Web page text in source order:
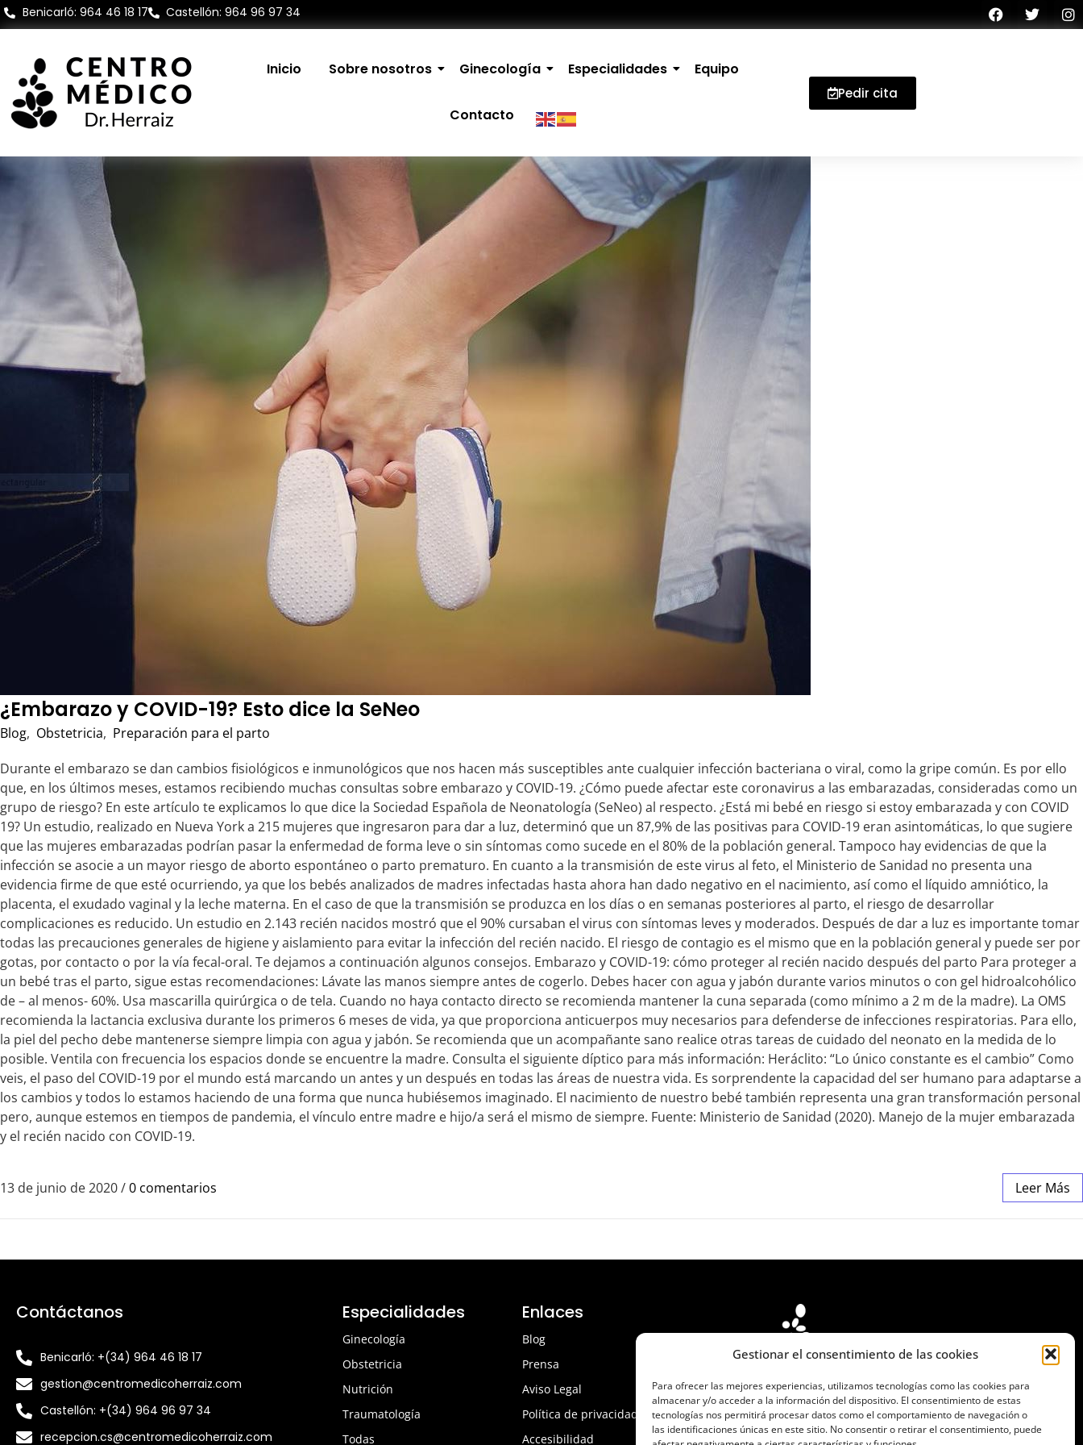
Gestionar el consentimiento de las cookies
Para ofrecer las mejores experiencias, utilizamos tecnologías como las cookies para
almacenar y/o acceder a la información del dispositivo. El consentimiento de estas
tecnologías nos permitirá procesar datos como el comportamiento de navegación o
las identificaciones únicas en este sitio. No consentir o retirar el consentimiento, puede
Benicarló: 964 46 18 17 Castellón: 964 96 97 34
Inicio Sobre nosotros Ginecología Especialidades Equipo
Contacto
Pedir cita
¿Embarazo y COVID-19? Esto dice la SeNeo
Blog, Obstetricia, Preparación para el parto
Durante el embarazo se dan cambios fisiológicos e inmunológicos que nos hacen más susceptibles ante cualquier infección bacteriana o viral, como la gripe común. Es por ello
que, en los últimos meses, estamos recibiendo muchas consultas sobre embarazo y COVID-19. ¿Cómo puede afectar este coronavirus a las embarazadas, consideradas como un
grupo de riesgo? En este artículo te explicamos lo que dice la Sociedad Española de Neonatología (SeNeo) al respecto. ¿Está mi bebé en riesgo si estoy embarazada y con COVID
19? Un estudio, realizado en Nueva York a 215 mujeres que ingresaron para dar a luz, determinó que un 87,9% de las positivas para COVID-19 eran asintomáticas, lo que sugiere
que las mujeres embarazadas podrían pasar la enfermedad de forma leve o sin síntomas como sucede en el 80% de la población general. Tampoco hay evidencias de que la
infección se asocie a un mayor riesgo de aborto espontáneo o parto prematuro. En cuanto a la transmisión de este virus al feto, el Ministerio de Sanidad no presenta una
evidencia firme de que esté ocurriendo, ya que los bebés analizados de madres infectadas hasta ahora han dado negativo en el nacimiento, así como el líquido amniótico, la
placenta, el exudado vaginal y la leche materna. En el caso de que la transmisión se produzca en los días o en semanas posteriores al parto, el riesgo de desarrollar
complicaciones es reducido. Un estudio en 2.143 recién nacidos mostró que el 90% cursaban el virus con síntomas leves y moderados. Después de dar a luz es importante tomar
todas las precauciones generales de higiene y aislamiento para evitar la infección del recién nacido. El riesgo de contagio es el mismo que en la población general y puede ser por
gotas, por contacto o por la vía fecal-oral. Te dejamos a continuación algunos consejos. Embarazo y COVID-19: cómo proteger al recién nacido después del parto Para proteger a
un bebé tras el parto, sigue estas recomendaciones: Lávate las manos siempre antes de cogerlo. Debes hacer con agua y jabón durante varios minutos o con gel hidroalcohólico
de – al menos- 60%. Usa mascarilla quirúrgica o de tela. Cuando no haya contacto directo se recomienda mantener la cuna separada (como mínimo a 2 m de la madre). La OMS
recomienda la lactancia exclusiva durante los primeros 6 meses de vida, ya que proporciona anticuerpos muy necesarios para defenderse de infecciones respiratorias. Para ello,
la piel del pecho debe mantenerse siempre limpia con agua y jabón. Se recomienda que un acompañante sano realice otras tareas de cuidado del neonato en la medida de lo
posible. Ventila con frecuencia los espacios donde se encuentre la madre. Consulta el siguiente díptico para más información: Heráclito: “Lo único constante es el cambio” Como
veis, el paso del COVID-19 por el mundo está marcando un antes y un después en todas las áreas de nuestra vida. Es sorprendente la capacidad del ser humano para adaptarse a
los cambios y todos lo estamos haciendo de una forma que nunca hubiésemos imaginado. El nacimiento de nuestro bebé también representa una gran transformación personal
pero, aunque estemos en tiempos de pandemia, el vínculo entre madre e hijo/a será el mismo de siempre. Fuente: Ministerio de Sanidad (2020). Manejo de la mujer embarazada
y el recién nacido con COVID-19.
13 de junio de 2020/0 comentarios Leer Más
Contáctanos
Benicarló: +(34) 964 46 18 17
gestion@centromedicoherraiz.com
Castellón: +(34) 964 96 97 34
recepcion.cs@centromedicoherraiz.com
Especialidades
Ginecología
Obstetricia
Nutrición
Traumatología
Todas
Enlaces
Blog
Prensa
Aviso Legal
Política de privacidad
Accesibilidad